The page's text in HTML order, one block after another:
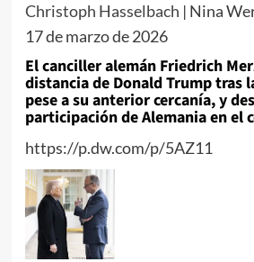
Christoph Hasselbach | Nina
17 de marzo de 2026
El canciller alemán Friedrich
distancia de Donald Trump tras
pese a su anterior cercanía, y
participación de Alemania en el
https://p.dw.com/p/5AZ11